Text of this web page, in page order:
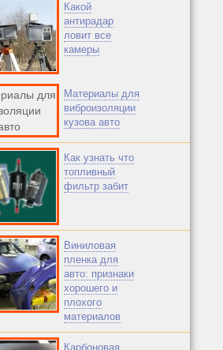
Какой
антирадар
ловит все
камеры
Материалы для
виброизоляции
кузова авто
Как узнать что
топливный
фильтр забит
Виниловая
пленка для
авто: признаки
хорошего и
плохого
материалов
Карбоновая